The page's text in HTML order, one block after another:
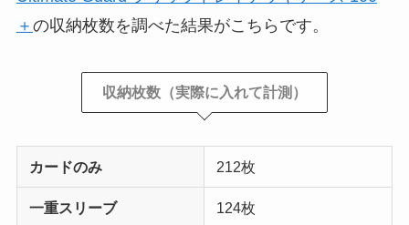
＋ の収納枚数を調べた結果がこちらです。
収納枚数（実際に入れて計測）
カードのみ 212枚
一重スリーブ 124枚